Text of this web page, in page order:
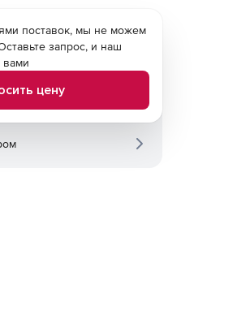
поставок, мы не можем
запрос, и наш
вами
цену